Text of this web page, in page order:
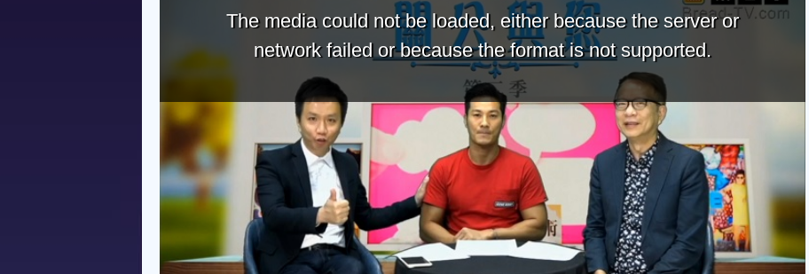
The media could not be loaded, either because the server or
network failed or because the format is not supported.